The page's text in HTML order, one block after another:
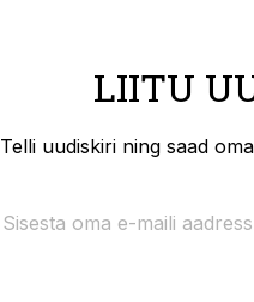
LIITU
Telli uudiskiri ning saad